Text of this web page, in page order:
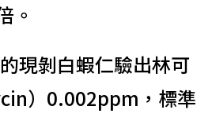
。
現剝白蝦仁驗出林可
）0.002ppm，標準